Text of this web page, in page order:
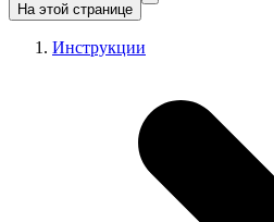
На этой странице
Инструкции